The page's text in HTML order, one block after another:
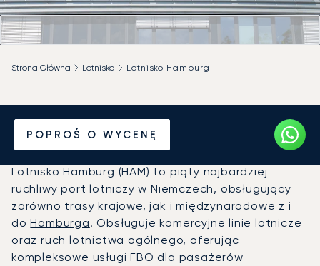
POPROŚ O WYCENĘ
Strona Główna Lotniska Lotnisko Hamburg
Prywatny odrzutowiec na
Lotnisko Hamburg (HAM)
Lotnisko Hamburg (HAM) to piąty najbardziej
ruchliwy port lotniczy w Niemczech, obsługujący
zarówno trasy krajowe, jak i międzynarodowe z i
doHamburga. Obsługuje komercyjne linie lotnicze
oraz ruch lotnictwa ogólnego, oferując
kompleksowe usługi FBO dla pasażerów